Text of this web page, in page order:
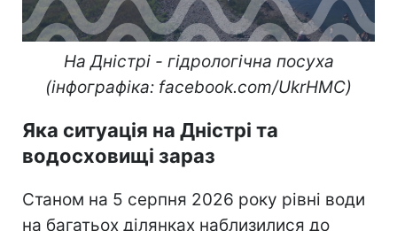
На Дністрі - гідрологічна посуха
(інфографіка: facebook.com/UkrHMC)
Яка ситуація на Дністрі та
водосховищі зараз
Станом на 5 серпня 2026 року рівні води
на багатьох ділянках наблизилися до